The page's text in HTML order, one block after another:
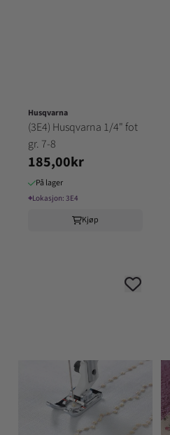
Husqvarna
(3E4) Husqvarna 1/4" fot
gr. 7-8
185,00kr
På lager
⌖Lokasjon: 3E4
Kjøp